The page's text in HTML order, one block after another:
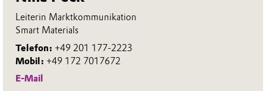
Leiterin Marktkommunikation
Smart Materials
Telefon: +49 201 177-2223
Mobil: +49 172 7017672
E-Mail